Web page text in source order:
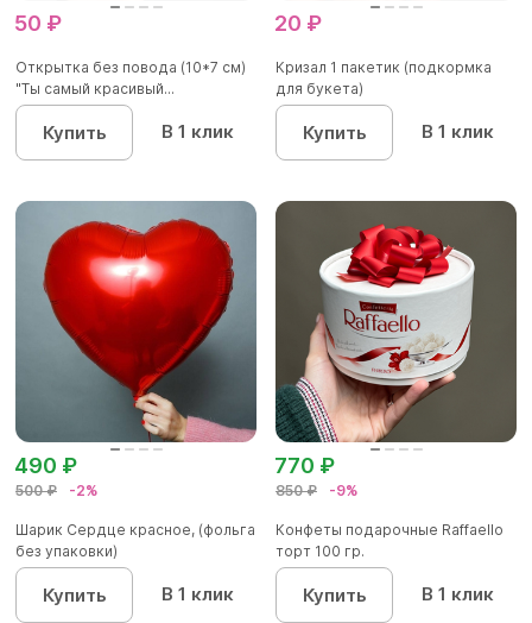
50 ₽
Открытка без повода (10*7 см)
"Ты самый красивый...
Купить В 1 клик
20 ₽
Кризал 1 пакетик (подкормка
для букета)
Купить В 1 клик
500 ₽ -2%
490 ₽
Шарик Сердце красное, (фольга
без упаковки)
Купить В 1 клик
850 ₽ -9%
770 ₽
Конфеты подарочные Raffaello
торт 100 гр.
Купить В 1 клик